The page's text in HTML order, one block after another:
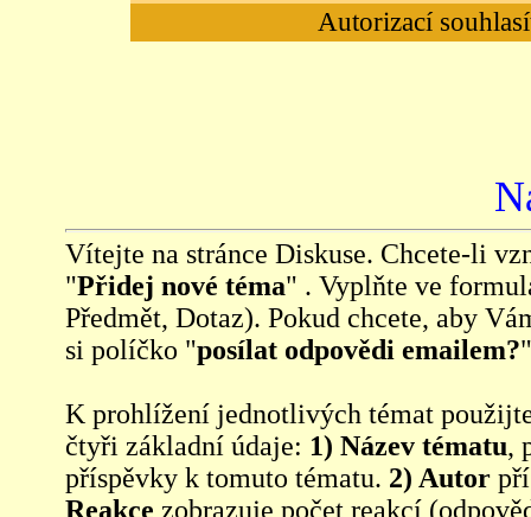
Autorizací
Vítejte na stránce Diskuse. Chcete-li
"Přidej nové téma" . Vyplňte ve
Předmět, Dotaz). Pokud chcete, aby
si políčko "posílat odpovědi emailem?
K prohlížení jednotlivých témat
čtyři základní údaje: 1) Název tématu,
příspěvky k tomuto tématu. 2) Autor
Reakce zobrazuje počet reakcí